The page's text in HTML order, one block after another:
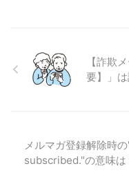
【詐欺
要】」
メルマガ登録解除時
subscribed."の意味は